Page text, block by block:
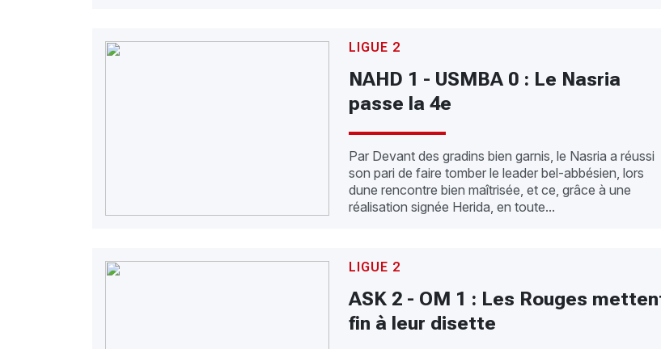
LIGUE 2
NAHD 1 - USMBA 0 : Le Nasria
passe la 4e
Par Devant des gradins bien garnis, le Nasria a réussi
son pari de faire tomber le leader bel-abbésien, lors
dune rencontre bien maîtrisée, et ce, grâce à une
réalisation signée Herida, en toute...
LIGUE 2
ASK 2 - OM 1 : Les Rouges
fin à leur disette